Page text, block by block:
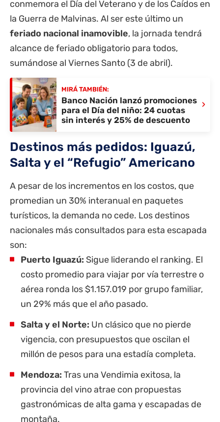
conmemora el Día del Veterano y de los Caídos en
la Guerra de Malvinas. Al ser este último un
feriado nacional inamovible, la jornada tendrá
alcance de feriado obligatorio para todos,
sumándose al Viernes Santo (3 de abril).
MIRÁ TAMBIÉN:
Banco Nación lanzó promociones
para el Día del niño: 24 cuotas
sin interés y 25% de descuento
›
Destinos más pedidos: Iguazú,
Salta y el “Refugio” Americano
A pesar de los incrementos en los costos, que
promedian un 30% interanual en paquetes
turísticos, la demanda no cede. Los destinos
nacionales más consultados para esta escapada
son:
Puerto Iguazú: Sigue liderando el ranking. El
costo promedio para viajar por vía terrestre o
aérea ronda los $1.157.019 por grupo familiar,
un 29% más que el año pasado.
Salta y el Norte: Un clásico que no pierde
vigencia, con presupuestos que oscilan el
millón de pesos para una estadía completa.
Mendoza: Tras una Vendimia exitosa, la
provincia del vino atrae con propuestas
gastronómicas de alta gama y escapadas de
montaña.